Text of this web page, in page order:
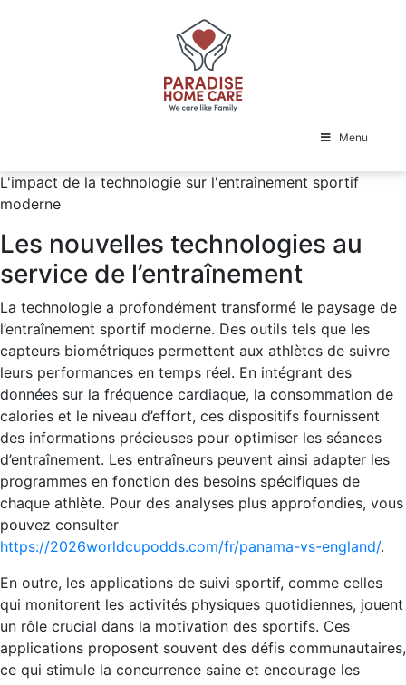
Menu
L'impact de la technologie sur l'entraînement sportif
moderne
Les nouvelles technologies au
service de l’entraînement
La technologie a profondément transformé le paysage de
l’entraînement sportif moderne. Des outils tels que les
capteurs biométriques permettent aux athlètes de suivre
leurs performances en temps réel. En intégrant des
données sur la fréquence cardiaque, la consommation de
calories et le niveau d’effort, ces dispositifs fournissent
des informations précieuses pour optimiser les séances
d’entraînement. Les entraîneurs peuvent ainsi adapter les
programmes en fonction des besoins spécifiques de
chaque athlète. Pour des analyses plus approfondies, vous
pouvez consulter
https://2026worldcupodds.com/fr/panama-vs-england/.
En outre, les applications de suivi sportif, comme celles
qui monitorent les activités physiques quotidiennes, jouent
un rôle crucial dans la motivation des sportifs. Ces
applications proposent souvent des défis communautaires,
ce qui stimule la concurrence saine et encourage les